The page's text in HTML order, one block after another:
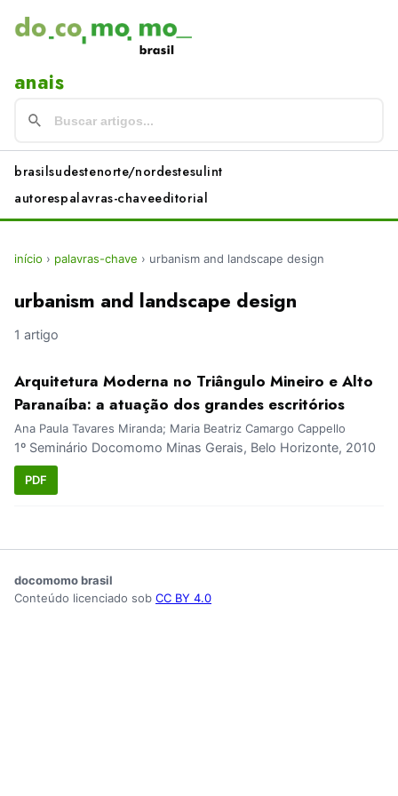
anais
brasilsudestenorte/nordestesulint
autorespalavras-chaveeditorial
início › palavras-chave › urbanism and landscape design
urbanism and landscape design
1 artigo
Arquitetura Moderna no Triângulo Mineiro e Alto
Paranaíba: a atuação dos grandes escritórios
Ana Paula Tavares Miranda; Maria Beatriz Camargo Cappello
1º Seminário Docomomo Minas Gerais, Belo Horizonte, 2010
PDF
docomomo brasil
Conteúdo licenciado sob CC BY 4.0